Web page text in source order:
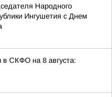
Народного
Ингушетия с Днем
в СКФО на 8 августа: